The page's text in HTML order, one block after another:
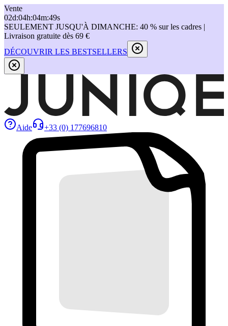
Vente
02d:04h:04m:49s
SEULEMENT JUSQU'À DIMANCHE: 40 % sur les cadres |
Livraison gratuite dès 69 €
DÉCOUVRIR LES BESTSELLERS
Aide +33 (0) 177696810